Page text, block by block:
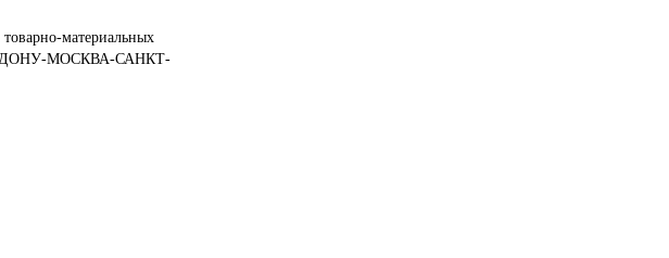
материальных
ДОНУ-МОСКВА-САНКТ-